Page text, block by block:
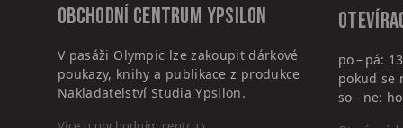
Obchodní centrum Ypsilon
V pasáži Olympic lze zakoupit dárkové
poukazy, knihy a publikace z produkce
Nakladatelství Studia Ypsilon.
po – pá:
pokud se
so – ne: